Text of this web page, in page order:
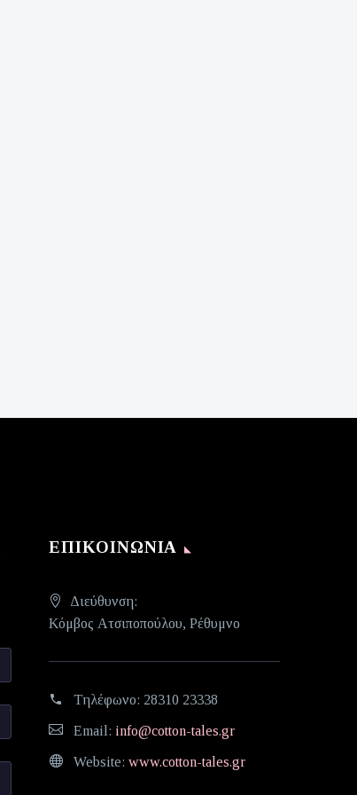
ΕΠΙΚΟΙΝΩΝΊΑ
Διεύθυνση:
Κόμβος Ατσιποπούλου, Ρέθυμνο
Τηλέφωνο: 28310 23338
Email: info@cotton-tales.gr
Website: www.cotton-tales.gr